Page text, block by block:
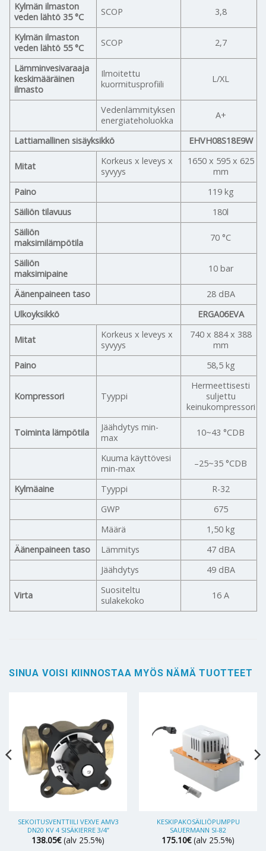
Kylmän ilmaston
veden lähtö 35 °C
SCOP 3,8
Kylmän ilmaston
veden lähtö 55 °C
SCOP 2,7
Lämminvesivaraaja
keskimääräinen
ilmasto
Ilmoitettu
kuormitusprofiili
L/XL
Vedenlämmityksen
energiateholuokka
A+
Lattiamallinen sisäyksikkö EHVH08S18E9W
Mitat
Korkeus x leveys x
syvyys
1650 x 595 x 625
mm
Paino
119 kg
Säiliön tilavuus
180l
Säiliön
maksimilämpötila
70 °C
Säiliön
maksimipaine
10 bar
Äänenpaineen taso
28 dBA
Ulkoyksikkö
ERGA06EVA
Mitat
Korkeus x leveys x
syvyys
740 x 884 x 388
mm
Paino
58,5 kg
Kompressori Tyyppi
Hermeettisesti
suljettu
keinukompressori
Toiminta lämpötila
Jäähdytys min-
max
10~43 °CDB
Kuuma käyttövesi
min-max
–25~35 °CDB
Kylmäaine Tyyppi
R-32
GWP
675
Määrä
1,50 kg
Äänenpaineen taso
Lämmitys
47 dBA
Jäähdytys
49 dBA
Virta
Suositeltu
sulakekoko
16 A
SINUA VOISI KIINNOSTAA MYÖS NÄMÄ TUOTTEET
SEKOITUSVENTTIILI VEXVE AMV3
DN20 KV 4 SISÄKIERRE 3/4”
138.05€ (alv 25.5%)
KESKIPAKOSÄILIÖPUMPPU
SAUERMANN SI-82
175.10€ (alv 25.5%)